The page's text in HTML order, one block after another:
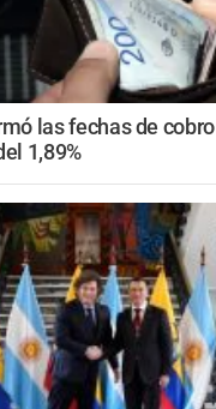
las fechas de
1,89%